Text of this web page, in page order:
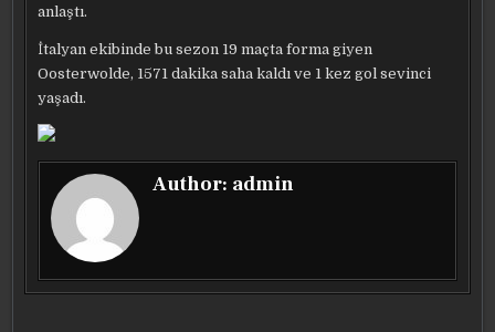
anlaştı.
İtalyan ekibinde bu sezon 19 maçta forma giyen
Oosterwolde, 1571 dakika saha kaldı ve 1 kez gol sevinci
yaşadı.
Author: admin